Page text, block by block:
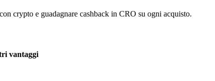
crypto e guadagnare cashback in CRO su ogni acquisto.
vantaggi